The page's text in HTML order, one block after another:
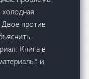
Двое против
Книга в
и